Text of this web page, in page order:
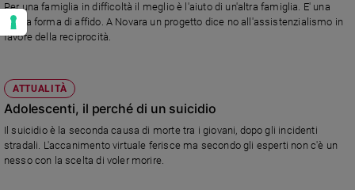
Per una famiglia in difficoltà il meglio è l'aiuto di un'altra famiglia. E' una
nuova forma di affido. A Novara un progetto dice no all'assistenzialismo in
favore della reciprocità.
ATTUALITÀ
Adolescenti, il perché di un suicidio
Il suicidio è la seconda causa di morte tra i giovani, dopo gli incidenti
stradali. L'accanimento virtuale ferisce ma secondo gli esperti non c'è un
nesso con la scelta di voler morire.